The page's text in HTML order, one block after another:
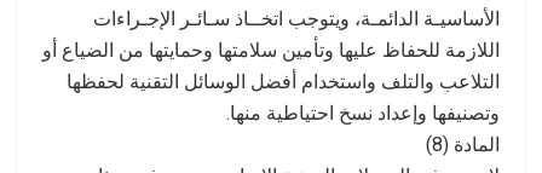
الأساسيـة الدائمـة، ويتوجب اتخــاذ سـائـر الإجـراءات
اللازمة للحفاظ عليها وتأمين سلامتها وحمايتها من الضياع أو
التلاعب والتلف واستخدام أفضل الوسائل التقنية لحفظها
وتصنيفها وإعداد نسخ احتياطية منها.
المادة (8)